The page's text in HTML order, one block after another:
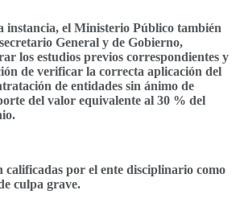
instancia, el Ministerio Público también
General y de Gobierno,
los estudios previos correspondientes y
de verificar la correcta aplicación del
de entidades sin ánimo de
del valor equivalente al 30 % del
calificadas por el ente disciplinario como
culpa grave.